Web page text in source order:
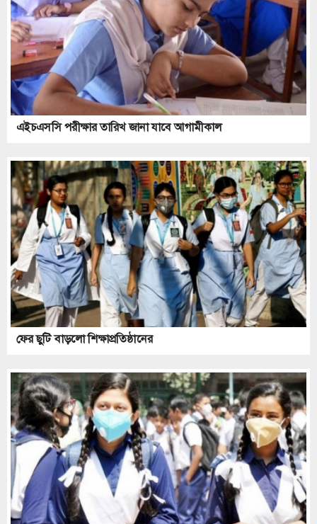
এইচএসসি পরীক্ষার তারিখ জানা যাবে আগামীকাল
ফের ছুটি বাড়লো শিক্ষাপ্রতিষ্ঠানের